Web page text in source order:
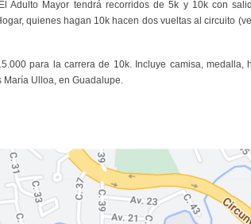
Adulto Mayor tendrá recorridos de 5k y 10k con
quienes hagan 10k hacen dos vueltas al circuito
para la carrera de 10k. Incluye camisa, medalla,
María Ulloa, en Guadalupe.